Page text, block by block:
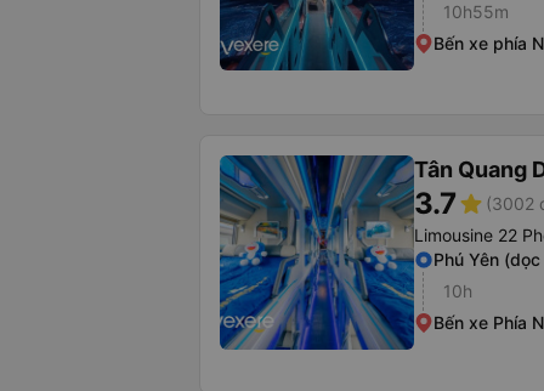
10h55m
Bến xe phía
Tân Quang
3.7star (3002
Limousine 22
Phú Yên (dọc
10h
Bến xe Phía